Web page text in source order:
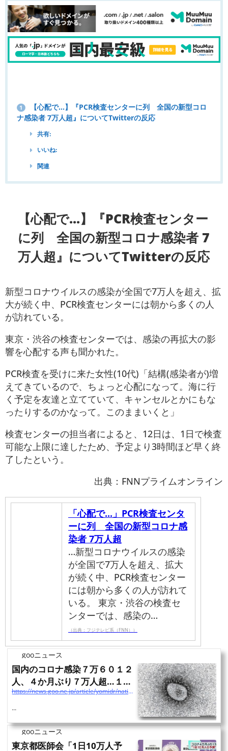
1
【心配で...】『PCR検査センターに列 全国の新型コロ
ナ感染者 7万人超』についてTwitterの反応
共有:
いいね:
関連
【心配で...】『PCR検査センター
に列 全国の新型コロナ感染者 7
万人超』についてTwitterの反応
新型コロナウイルスの感染が全国で7万人を超え、拡
大が続く中、PCR検査センターには朝から多くの人
が訪れている。
東京・渋谷の検査センターでは、感染の再拡大の影
響を心配する声も聞かれた。
PCR検査を受けに来た女性(10代)「結構(感染者が)増
えてきているので、ちょっと心配になって。海に行
く予定を友達と立てていて、キャンセルとかにもな
ったりするのかなって。このままいくと」
検査センターの担当者によると、12日は、1日で検査
可能な上限に達したため、予定より3時間ほど早く終
了したという。
出典：FNNプライムオンライン
「心配で...」PCR検査センタ
ーに列 全国の新型コロナ感
染者 7万人超
…新型コロナウイルスの感染
が全国で7万人を超え、拡大
が続く中、PCR検査センター
には朝から多くの人が訪れて
いる。 東京・渋谷の検査セ
ンターでは、感染の…
（出典：フジテレビ系（FNN））
gooニュース
国内のコロナ感染７万６０１２
人、４か月ぶり７万人超…１２
県で過去最多
https://news.goo.ne.jp/article/yomidr/nation/yomidr-1041170.html
...
gooニュース
東京都医師会「1日10万人予